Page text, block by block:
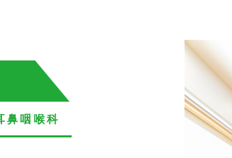
鼻咽喉科